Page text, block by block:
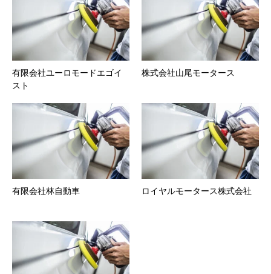
有限会社ユーロモードエゴイ
スト
株式会社山尾モータース
有限会社林自動車 ロイヤルモータース株式会社